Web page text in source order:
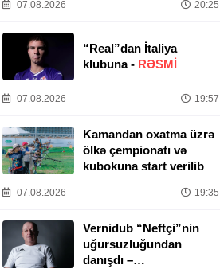
07.08.2026 20:25
“Real”dan İtaliya
klubuna - RƏSMİ
07.08.2026 19:57
Kamandan oxatma üzrə
ölkə çempionatı və
kubokuna start verilib
07.08.2026 19:35
Vernidub “Neftçi”nin
uğursuzluğundan
danışdı –